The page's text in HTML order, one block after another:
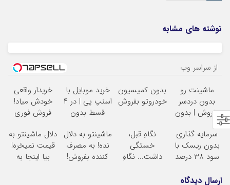
نوشته های مشابه
از سراسر وب
ماشینت رو
بدون دردسر
بفروش | بدون
بدون کمیسیون
خودروتو بفروش
خرید موبایل با
اسنپ پی | در ۴
قسط بدون
خریدار واقعی
خودش میاد!
فروش فوری
مکانیک
سرمایه گذاری
بدون ریسک با
سود 38 درصد
نگاهِ قبل،
خستگی
داشت... نگاهِ
ماشینتو به دلال
نده! به مصرف
کننده بفروش!
دلال ماشینتو به
قیمت نمیخره!
بیا اینجا به
ارسال دیدگاه